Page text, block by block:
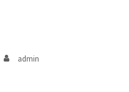
admin